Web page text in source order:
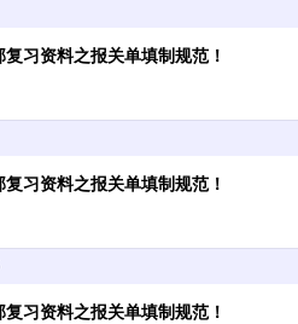
习资料之报关单填制规范！
习资料之报关单填制规范！
习资料之报关单填制规范！